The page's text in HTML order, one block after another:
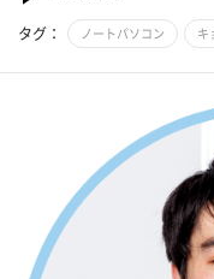
タグ： ノートパソコン キ